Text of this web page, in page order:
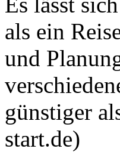
als ein
und
günstiger
start.de)